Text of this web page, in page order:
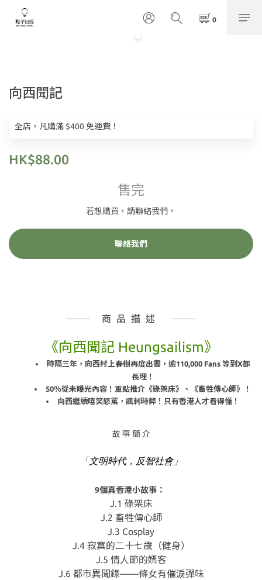
向西聞記
全店，凡購滿 $400 免運費！
HK$88.00
售完
若想購買，請聯絡我們。
聯絡我們
商品描述
《向西聞記 Heungsailism》
時隔三年，向西村上春樹再度出書，逾110,000 Fans 等到X都
長埋！
50％從未曝光內容！重點推介《碌架床》、《畜牲傳心師》！
向西繼續嘻笑怒罵，諷刺時弊！只有香港人才看得懂！
故 事 簡 介
「文明時代，反智社會」
9個真香港小故事：
J.1 碌架床
J.2 畜牲傳心師
J.3 Cosplay
J.4 寂寞的二十七歲（健身）
J.5 情人節的嫖客
J.6 都市異聞錄——條女有催淚彈味